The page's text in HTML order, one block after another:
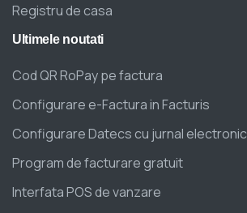
Registru de casa
Ultimele noutati
Cod QR RoPay pe factura
Configurare e-Factura in Facturis
Configurare Datecs cu jurnal electronic
Program de facturare gratuit
Interfata POS de vanzare